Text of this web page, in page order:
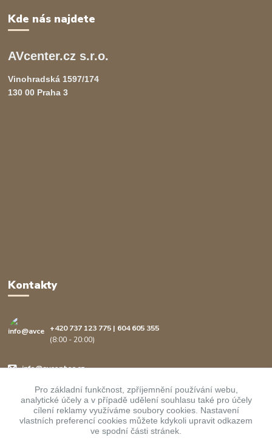
Kde nás najdete
AVcenter.cz s.r.o.
Vinohradská 1597/174
130 00 Praha 3
Kontakty
+420 737 123 775 | 604 605 355
(8:00 - 20:00)
info@avcenter.cz
Pro základní funkčnost, zpříjemnění používání webu,
analytické účely a v případě udělení souhlasu také pro účely
cílení reklamy využíváme soubory cookies. Nastavení
vlastních preferencí cookies můžete kdykoli upravit odkazem
ve spodní části stránek.